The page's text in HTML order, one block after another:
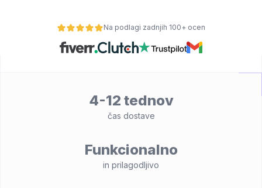
Na podlagi zadnjih 100+ ocen
4-12 tednov
čas dostave
Funkcionalno
in prilagodljivo